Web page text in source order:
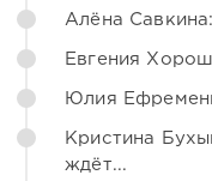
Алёна
Евгения
Юлия
Кристина
ждёт...